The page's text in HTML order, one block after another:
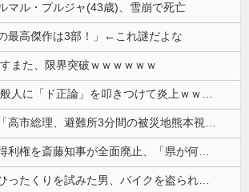
マル・プルジャ(43歳)、雪崩で死亡
最高傑作は3部！」←これ謎だよな
また、限界突破ｗｗｗｗｗｗ
【悲報】 有吉、一般人に「ド正論」を叩きつけて炎上ｗｗｗｗｗｗｗｗ
【悲報】共同通信「高市総理、避難所3分間の被災地熊本視察動画に批判！」 → 内閣報道官「避難所視察は51分間！大変な状況の中で、1時間近く受け入れていただき、感謝！」
兵庫県の左派の既得利権を斎藤知事が全面廃止、「県が何をするねん？」と存在意義そのものが不明で……
【爆笑ｗ】バッグひったくりを試みた男、バイクを盗られる！